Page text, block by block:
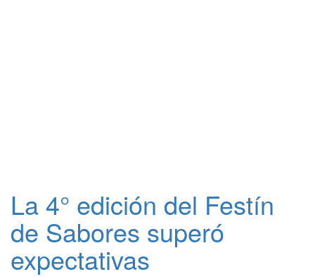
La 4° edición del Festín
de Sabores superó
expectativas